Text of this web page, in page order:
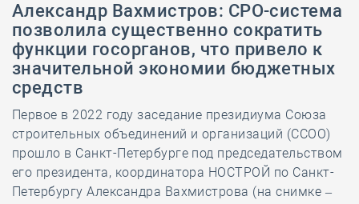
Александр Вахмистров: СРО-система
позволила существенно сократить
функции госорганов, что привело к
значительной экономии бюджетных
средств
Первое в 2022 году заседание президиума Союза
строительных объединений и организаций (ССОО)
прошло в Санкт-Петербурге под председательством
его президента, координатора НОСТРОЙ по Санкт-
Петербургу Александра Вахмистрова (на снимке –